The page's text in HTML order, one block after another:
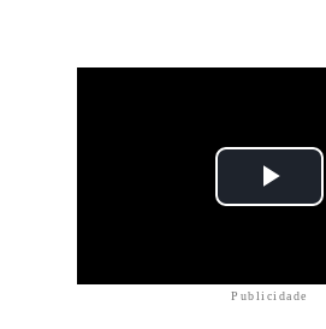
Publicidade